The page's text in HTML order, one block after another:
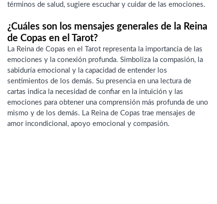
términos de salud, sugiere escuchar y cuidar de las emociones.
¿Cuáles son los mensajes generales de la Reina
de Copas en el Tarot?
La Reina de Copas en el Tarot representa la importancia de las
emociones y la conexión profunda. Simboliza la compasión, la
sabiduría emocional y la capacidad de entender los
sentimientos de los demás. Su presencia en una lectura de
cartas indica la necesidad de confiar en la intuición y las
emociones para obtener una comprensión más profunda de uno
mismo y de los demás. La Reina de Copas trae mensajes de
amor incondicional, apoyo emocional y compasión.